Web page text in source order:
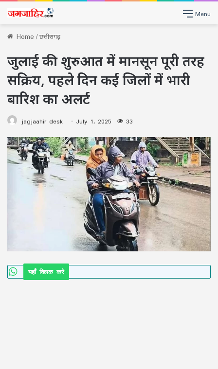
Menu
Home/छत्तीसगढ़
जुलाई की शुरुआत में मानसून पूरी तरह
सक्रिय, पहले दिन कई जिलों में भारी
बारिश का अलर्ट
jagjaahir desk July 1, 2025 33
यहाँ क्लिक करे